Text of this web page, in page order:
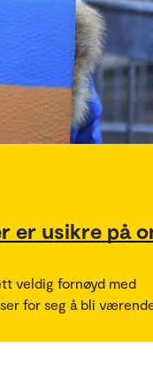
er usikre på
veldig fornøyd med
for seg å bli